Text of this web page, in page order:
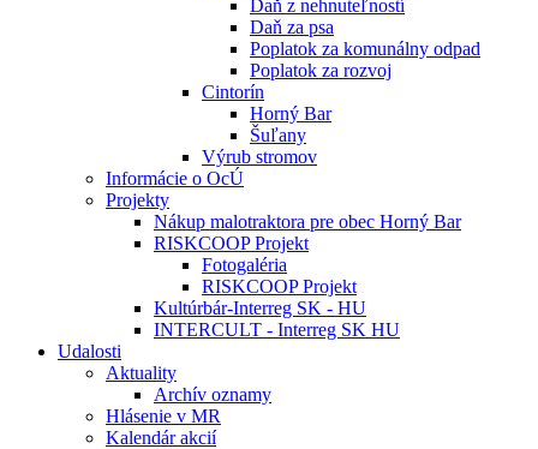
Daň z nehnuteľností
Daň za psa
Poplatok za komunálny odpad
Poplatok za rozvoj
Cintorín
Horný Bar
Šuľany
Výrub stromov
Informácie o OcÚ
Projekty
Nákup malotraktora pre obec Horný Bar
RISKCOOP Projekt
Fotogaléria
RISKCOOP Projekt
Kultúrbár-Interreg SK - HU
INTERCULT - Interreg SK HU
Udalosti
Aktuality
Archív oznamy
Hlásenie v MR
Kalendár akcií